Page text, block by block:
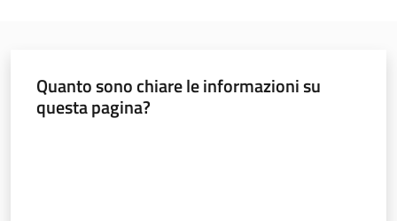
Quanto sono chiare le informazioni su
questa pagina?